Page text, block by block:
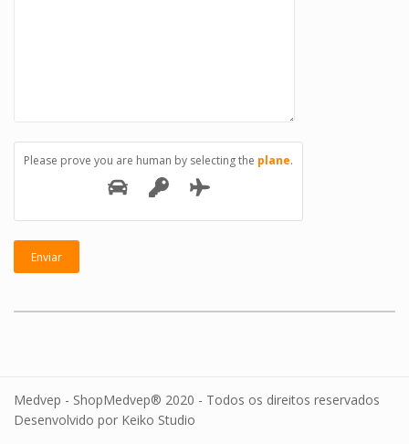
Please prove you are human by selecting the plane.
Medvep - ShopMedvep® 2020 - Todos os direitos reservados
Desenvolvido por Keiko Studio